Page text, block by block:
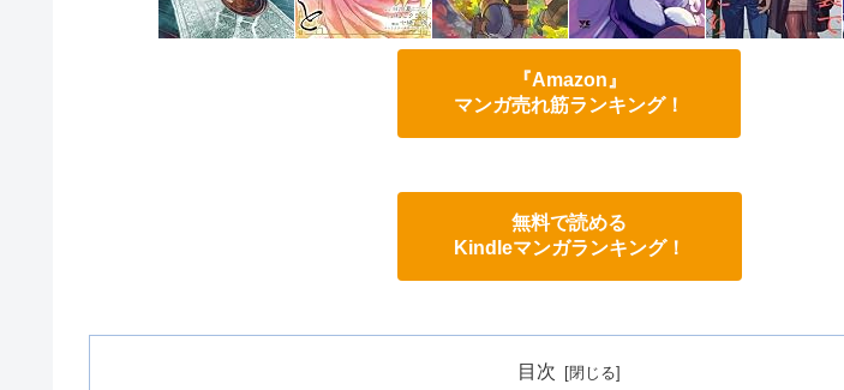
『Amazon』
マンガ売れ筋ランキング！
無料で読める
Kindleマンガランキング！
目次